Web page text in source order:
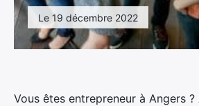
Le 19 décembre 2022
Vous êtes entrepreneur à Angers